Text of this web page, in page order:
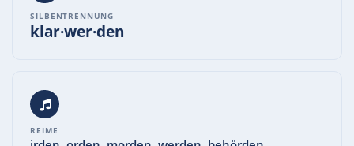
SILBENTRENNUNG
klar·wer·den
REIME